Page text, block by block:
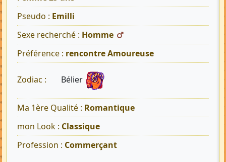
Pseudo : Emilli
Sexe recherché : Homme
Préférence : rencontre Amoureuse
Zodiac : Bélier
Ma 1ère Qualité : Romantique
mon Look : Classique
Profession : Commerçant